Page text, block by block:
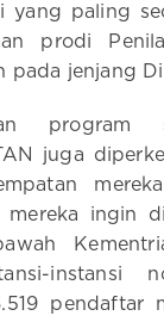
yang paling
prodi
pada jenjang
program
juga
mereka ingin
instansi
pendaftar